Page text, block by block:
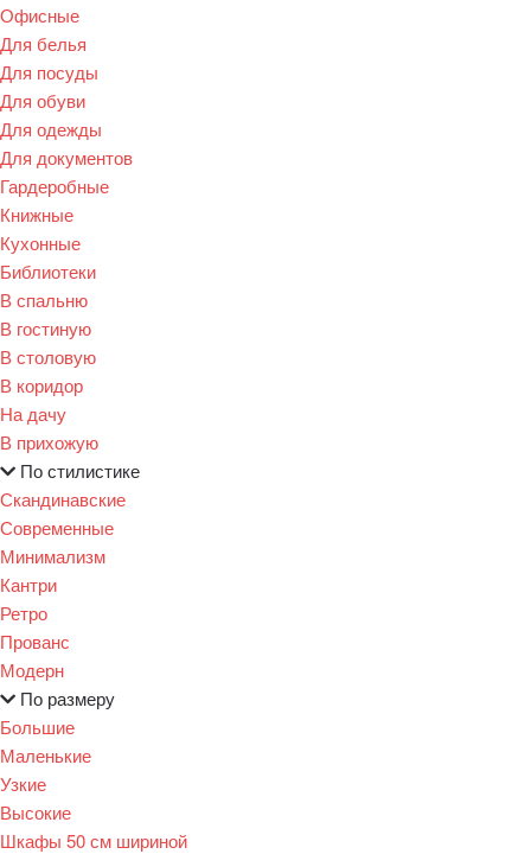
Офисные
Для белья
Для посуды
Для обуви
Для одежды
Для документов
Гардеробные
Книжные
Кухонные
Библиотеки
В спальню
В гостиную
В столовую
В коридор
На дачу
В прихожую
По стилистике
Скандинавские
Современные
Минимализм
Кантри
Ретро
Прованс
Модерн
По размеру
Большие
Маленькие
Узкие
Высокие
Шкафы 50 см шириной